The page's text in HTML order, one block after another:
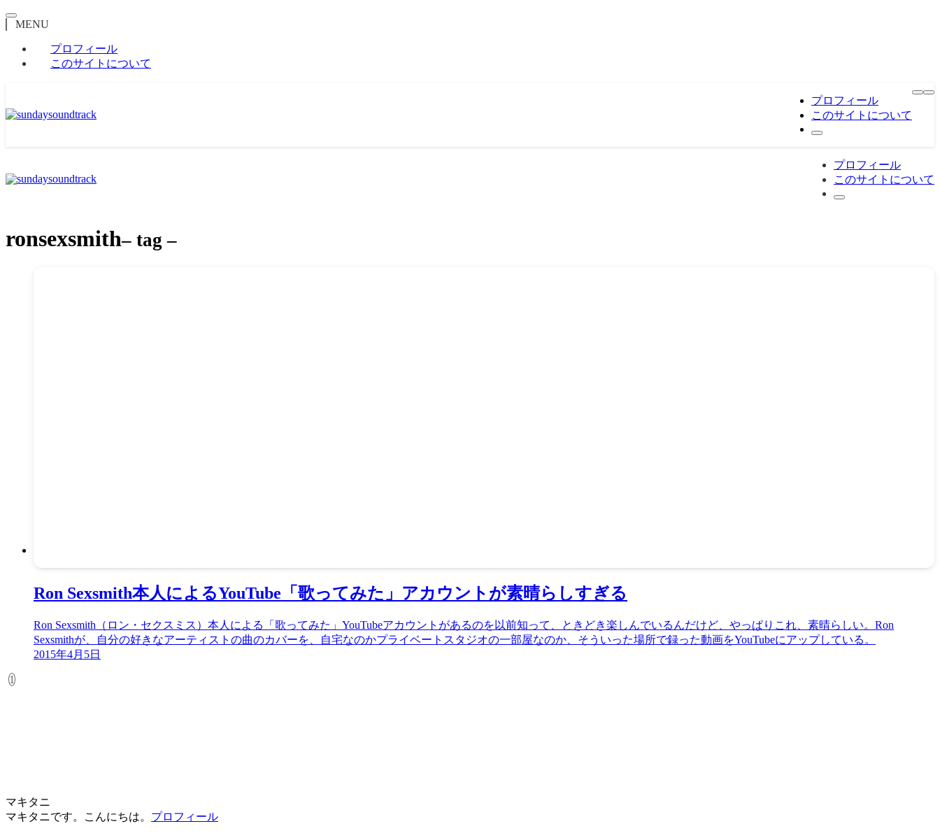
MENU
プロフィール
このサイトについて
プロフィール
このサイトについて
プロフィール
このサイトについて
ronsexsmith– tag –
Ron Sexsmith本人によるYouTube「歌ってみた」アカウントが素晴らしすぎる
Ron Sexsmith（ロン・セクスミス）本人による「歌ってみた」YouTubeアカウントがあるのを以前知って、ときどき楽しんでいるんだけど、やっぱりこれ、素晴らしい。Ron
Sexsmithが、自分の好きなアーティストの曲のカバーを、自宅なのかプライベートスタジオの一部屋なのか、そういった場所で録った動画をYouTubeにアップしている。
2015年4月5日
1
マキタニ
マキタニです。こんにちは。 プロフィール